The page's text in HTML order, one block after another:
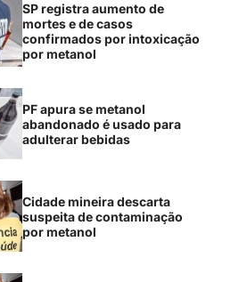
SP registra aumento de
mortes e de casos
confirmados por intoxicação
por metanol
PF apura se metanol
abandonado é usado para
adulterar bebidas
Cidade mineira descarta
suspeita de contaminação
por metanol